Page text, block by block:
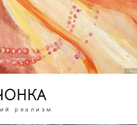
реализм